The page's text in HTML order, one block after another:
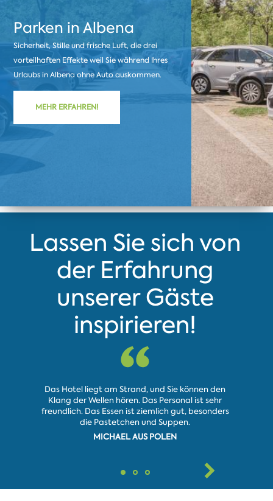
Parken in Albena
Sicherheit, Stille und frische Luft, die drei
vorteilhaften Effekte weil Sie während Ihres
Urlaubs in Albena ohne Auto auskommen.
MEHR ERFAHREN!
Lassen Sie sich von
der Erfahrung
unserer Gäste
inspirieren!
Das Hotel liegt am Strand, und Sie können den
Klang der Wellen hören. Das Personal ist sehr
freundlich. Das Essen ist ziemlich gut, besonders
die Pastetchen und Suppen.
MICHAEL AUS POLEN